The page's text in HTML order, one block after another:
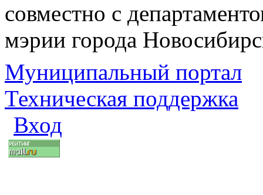
совместно с
мэрии города
Муниципальный портал
Техническая поддержка
Вход